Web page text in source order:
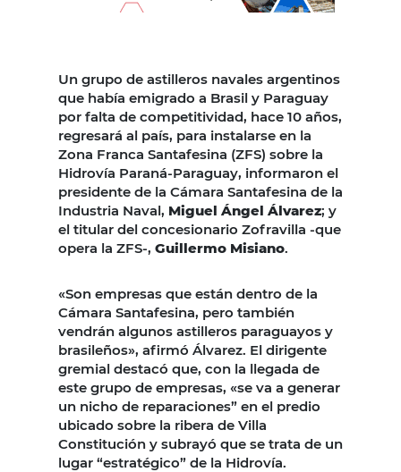
Un grupo de astilleros navales argentinos
que había emigrado a Brasil y Paraguay
por falta de competitividad, hace 10 años,
regresará al país, para instalarse en la
Zona Franca Santafesina (ZFS) sobre la
Hidrovía Paraná-Paraguay, informaron el
presidente de la Cámara Santafesina de la
Industria Naval, Miguel Ángel Álvarez; y
el titular del concesionario Zofravilla -que
opera la ZFS-, Guillermo Misiano.
«Son empresas que están dentro de la
Cámara Santafesina, pero también
vendrán algunos astilleros paraguayos y
brasileños», afirmó Álvarez. El dirigente
gremial destacó que, con la llegada de
este grupo de empresas, «se va a generar
un nicho de reparaciones” en el predio
ubicado sobre la ribera de Villa
Constitución y subrayó que se trata de un
lugar “estratégico” de la Hidrovía.